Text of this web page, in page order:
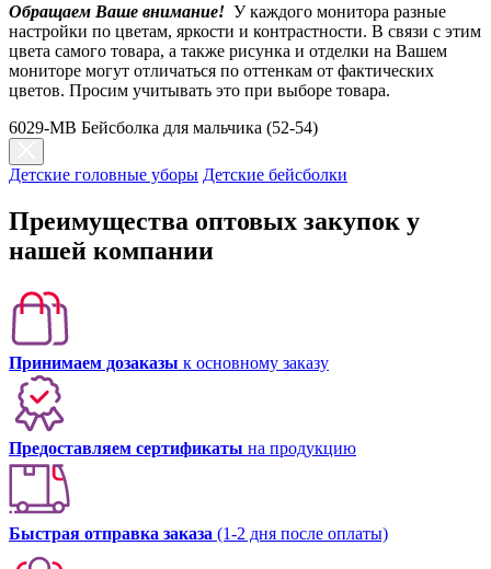
Обращаем Ваше внимание! У каждого монитора разные
настройки по цветам, яркости и контрастности. В связи с этим
цвета самого товара, а также рисунка и отделки на Вашем
мониторе могут отличаться по оттенкам от фактических
цветов. Просим учитывать это при выборе товара.
6029-MB Бейсболка для мальчика (52-54)
Детские головные уборы Детские бейсболки
Преимущества оптовых закупок у
нашей компании
Принимаем дозаказы к основному заказу
Предоставляем сертификаты на продукцию
Быстрая отправка заказа (1-2 дня после оплаты)